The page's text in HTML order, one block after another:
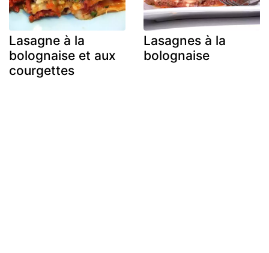
Lasagne à la
bolognaise et aux
courgettes
Lasagnes à la
bolognaise